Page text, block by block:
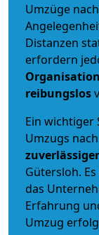
Umzüge
Distanzen
erfordern
Organisation
reibungslos
Ein wichtiger
Umzugs
Gütersloh.
das
Erfahrung
Umzug